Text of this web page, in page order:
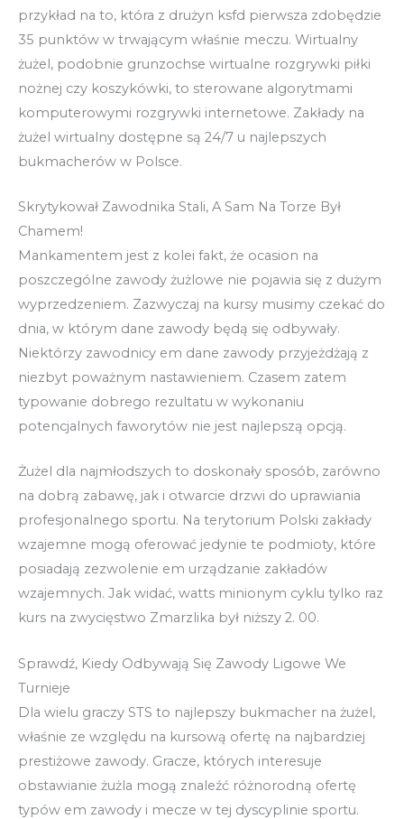
przykład na to, która z drużyn ksfd pierwsza zdobędzie
35 punktów w trwającym właśnie meczu. Wirtualny
żużel, podobnie grunzochse wirtualne rozgrywki piłki
nożnej czy koszykówki, to sterowane algorytmami
komputerowymi rozgrywki internetowe. Zakłady na
żużel wirtualny dostępne są 24/7 u najlepszych
bukmacherów w Polsce.
Skrytykował Zawodnika Stali, A Sam Na Torze Był
Chamem!
Mankamentem jest z kolei fakt, że ocasion na
poszczególne zawody żużlowe nie pojawia się z dużym
wyprzedzeniem. Zazwyczaj na kursy musimy czekać do
dnia, w którym dane zawody będą się odbywały.
Niektórzy zawodnicy em dane zawody przyjeżdżają z
niezbyt poważnym nastawieniem. Czasem zatem
typowanie dobrego rezultatu w wykonaniu
potencjalnych faworytów nie jest najlepszą opcją.
Żużel dla najmłodszych to doskonały sposób, zarówno
na dobrą zabawę, jak i otwarcie drzwi do uprawiania
profesjonalnego sportu. Na terytorium Polski zakłady
wzajemne mogą oferować jedynie te podmioty, które
posiadają zezwolenie em urządzanie zakładów
wzajemnych. Jak widać, watts minionym cyklu tylko raz
kurs na zwycięstwo Zmarzlika był niższy 2. 00.
Sprawdź, Kiedy Odbywają Się Zawody Ligowe We
Turnieje
Dla wielu graczy STS to najlepszy bukmacher na żużel,
właśnie ze względu na kursową ofertę na najbardziej
prestiżowe zawody. Gracze, których interesuje
obstawianie żużla mogą znaleźć różnorodną ofertę
typów em zawody i mecze w tej dyscyplinie sportu.